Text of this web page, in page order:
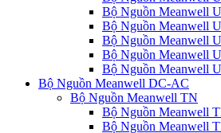
Bộ Nguồn Meanwell
Bộ Nguồn Meanwell
Bộ Nguồn Meanwell
Bộ Nguồn Meanwell
Bộ Nguồn Meanwell
Bộ Nguồn Meanwell DC-AC
Bộ Nguồn Meanwell TN
Bộ Nguồn Meanwell
Bộ Nguồn Meanwell